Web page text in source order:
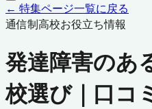
← 特集ページ一覧に戻る
通信制高校お役立ち情報
発達障害のあ
校選び｜口コ